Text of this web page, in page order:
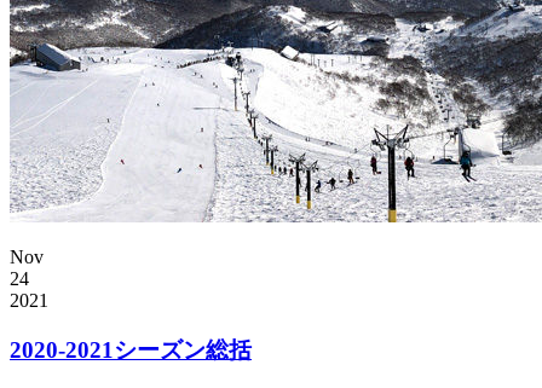
Nov
24
2021
2020-2021シーズン総括